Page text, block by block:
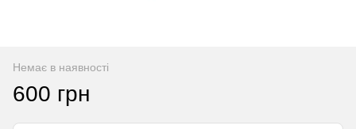
Немає в наявності
600 грн